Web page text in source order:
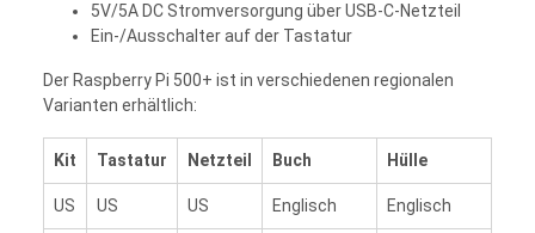
5V/5A DC Stromversorgung über USB-C-Netzteil
Ein-/Ausschalter auf der Tastatur
Der Raspberry Pi 500+ ist in verschiedenen regionalen
Varianten erhältlich:
Kit Tastatur Netzteil Buch Hülle
US US US Englisch Englisch